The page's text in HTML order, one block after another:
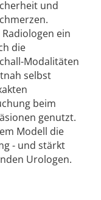
und
ein
die
Modalitäten
selbst
beim
genutzt.
Modell die
- und stärkt
Urologen.